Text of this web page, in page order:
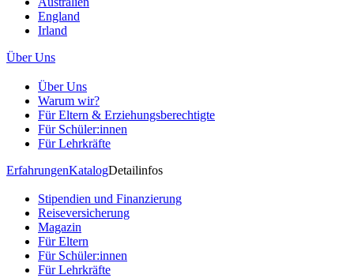
England
Irland
Über Uns
Über Uns
Warum wir?
Für Eltern & Erziehungsberechtigte
Für Schüler:innen
Für Lehrkräfte
ErfahrungenKatalogDetailinfos
Stipendien und Finanzierung
Reiseversicherung
Magazin
Für Eltern
Für Schüler:innen
Für Lehrkräfte